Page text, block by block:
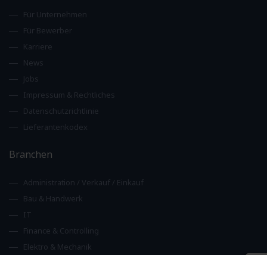
Für Unternehmen
Für Bewerber
Karriere
News
Jobs
Impressum & Rechtliches
Datenschutzrichtlinie
Lieferantenkodex
Branchen
Administration / Verkauf / Einkauf
Bau & Handwerk
IT
Finance & Controlling
Elektro & Mechanik